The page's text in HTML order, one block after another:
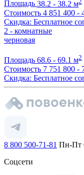
Площадь 38.2 - 38.2 м
Стоимость 4 851 400 -
Скидка: Бесплатное
2 - комнатные
черновая
Площадь 68.6 - 69.1 м2
Стоимость 7 751 800 -
Скидка: Бесплатное
8 800 500-71-81 Пн-Пт
Соцсети